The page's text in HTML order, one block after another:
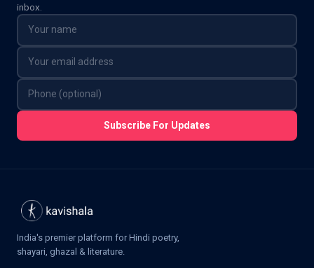
inbox.
Subscribe For Updates
India's premier platform for Hindi poetry,
shayari, ghazal & literature.